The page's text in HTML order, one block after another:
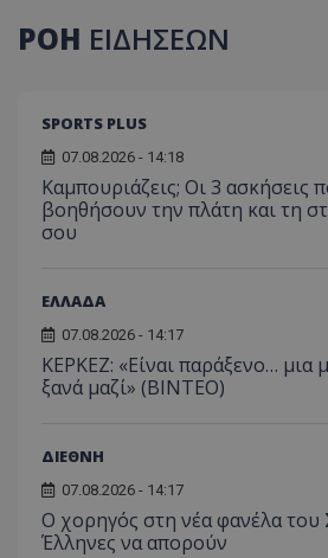
ΡΟΗ ΕΙΔΗΣΕΩΝ
SPORTS PLUS
07.08.2026 - 14:18
Καμπουριάζεις; Οι 3 ασκήσεις
βοηθήσουν την πλάτη και τη
σου
ΕΛΛΑΔΑ
07.08.2026 - 14:17
ΚΕΡΚΕΖ: «Είναι παράξενο… μια
ξανά μαζί» (BINTEO)
ΔΙΕΘΝΗ
07.08.2026 - 14:17
Ο χορηγός στη νέα φανέλα του
Έλληνες να απορούν